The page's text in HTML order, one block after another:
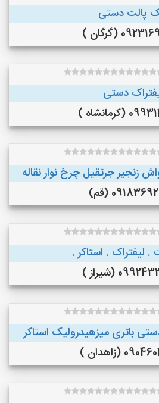
پالت دستی
(گرگان )
دستی
)
زنجیر جرثقیل چرخ نوار نقاله
(قم)
لیفتراک . استاکر .
(شیراز )
باتری میزهیدرولیک استاکر
(زاهدان )